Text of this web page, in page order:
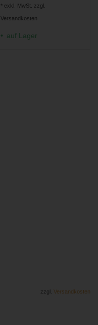
* exkl. MwSt. zzgl.
Versandkosten
auf Lager
zzgl. Versandkosten